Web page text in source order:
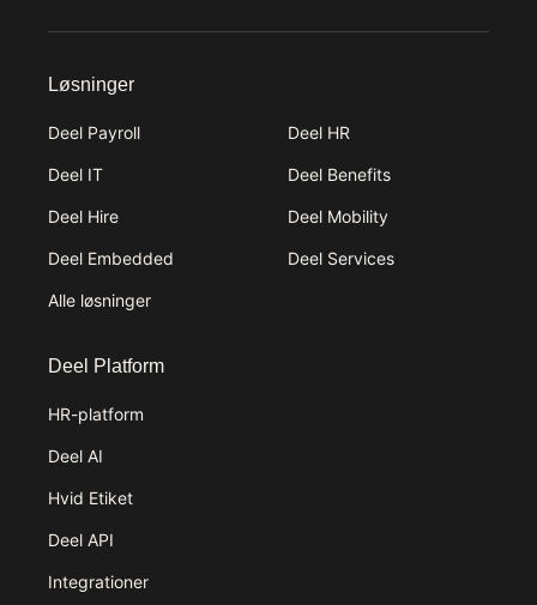
Løsninger
Deel Payroll Deel HR
Deel IT Deel Benefits
Deel Hire Deel Mobility
Deel Embedded Deel Services
Alle løsninger
Deel Platform
HR-platform
Deel AI
Hvid Etiket
Deel API
Integrationer